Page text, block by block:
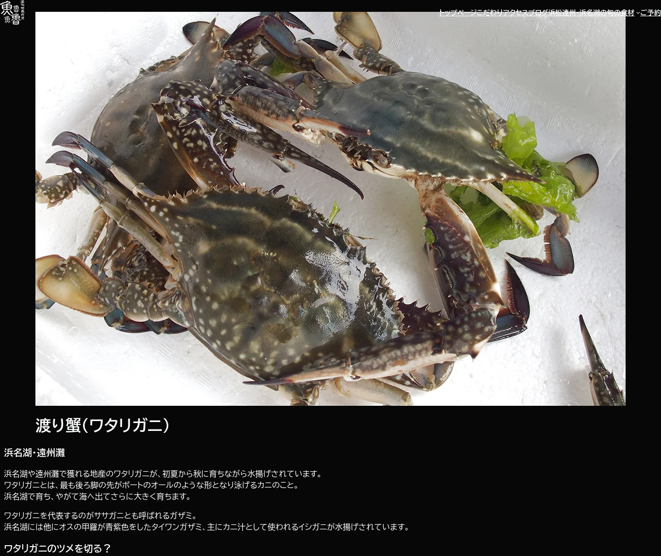
内
容
トップページこだわりアクセスブログ浜松遠州・浜名湖の旬の食材 ご予約
渡り蟹（ワタリガニ）
浜名湖・遠州灘
浜名湖や遠州灘で獲れる地産のワタリガニが、初夏から秋に育ちながら水揚げされています。
ワタリガニとは、最も後ろ脚の先がボートのオールのような形となり泳げるカニのこと。
浜名湖で育ち、やがて海へ出てさらに大きく育ちます。
ワタリガニを代表するのがササガニとも呼ばれるガザミ。
浜名湖には他にオスの甲羅が青紫色をしたタイワンガザミ、主にカニ汁として使われるイシガニが水揚げされています。
ワタリガニのツメを切る？